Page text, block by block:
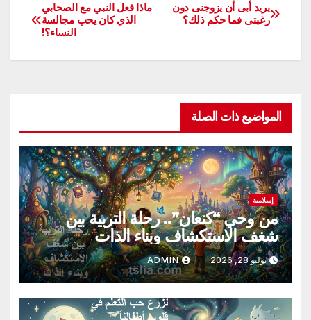
تصفّح
ماذا فعل النبي مع الصحابي
الذي كان يحب مجالسة
النساء؟!
يريد أبى أن يزوجنى دون
رغبتى فما حكم ذلك؟
المواضيع ذات الصلة
إسلامية
من وحي “كنعان”.. رحلة التربية بين
شغف الاستكشاف وبناء الذات
يوليو 28, 2026 ADMIN